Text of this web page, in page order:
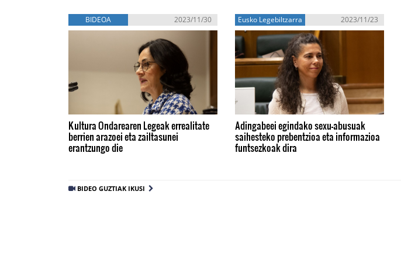
BIDEOA 2023/11/30
Kultura Ondarearen Legeak errealitate
berrien arazoei eta zailtasunei
erantzungo die
Eusko Legebiltzarra 2023/11/23
Adingabeei egindako sexu-abusuak
saihesteko prebentzioa eta informazioa
funtsezkoak dira
BIDEO GUZTIAK IKUSI